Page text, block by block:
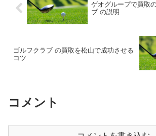
ゲオグループで買取
ブ の説明
ゴルフクラブ の買取を松山で成功させる
コツ
コメント